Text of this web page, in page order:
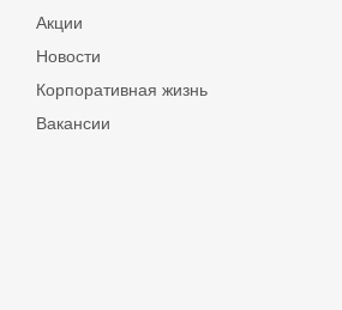
Акции
Новости
Корпоративная жизнь
Вакансии